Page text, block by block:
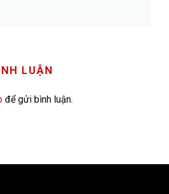
LUẬN
để gửi bình luận.